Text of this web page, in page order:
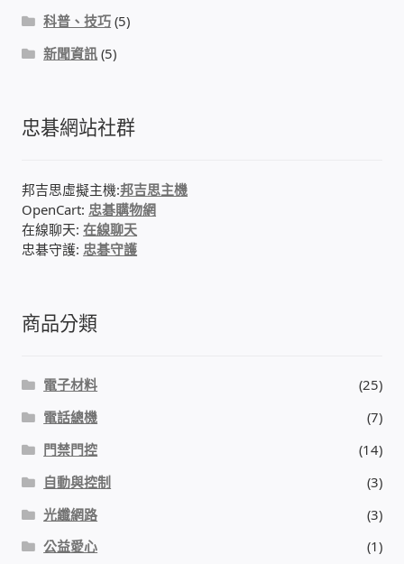
科普、技巧 (5)
新聞資訊 (5)
忠碁網站社群
邦吉思虛擬主機:邦吉思主機
OpenCart: 忠碁購物網
在線聊天:在線聊天
忠碁守護: 忠碁守護
商品分類
電子材料
(25)
電話總機
(7)
門禁門控
(14)
自動與控制
(3)
光纖網路
(3)
公益愛心
(1)